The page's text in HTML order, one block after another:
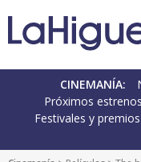
CINEMANÍA:
Próximos estrenos
Festivales y premios